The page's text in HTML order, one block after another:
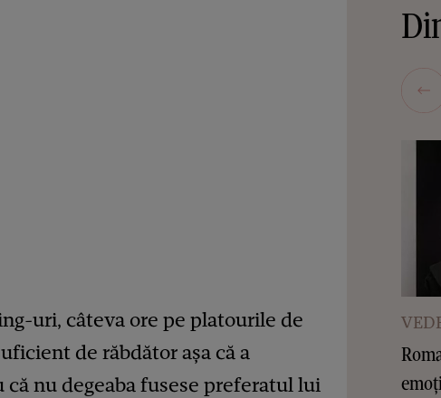
uri, câteva ore pe platourile de
de răbdător așa că a
nu degeaba fusese preferatul lui